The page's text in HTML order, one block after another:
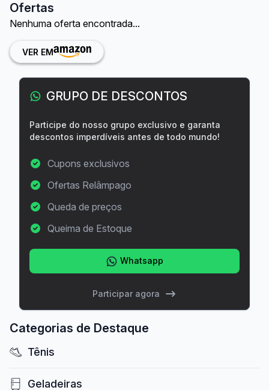
Ofertas
Nenhuma oferta encontrada...
VER EM
GRUPO DE DESCONTOS
Participe do nosso grupo exclusivo e garanta
descontos imperdíveis antes de todo mundo!
Cupons exclusivos
Ofertas Relâmpago
Queda de preços
Queima de Estoque
Whatsapp
Participar agora
Categorias de Destaque
Tênis
Geladeiras